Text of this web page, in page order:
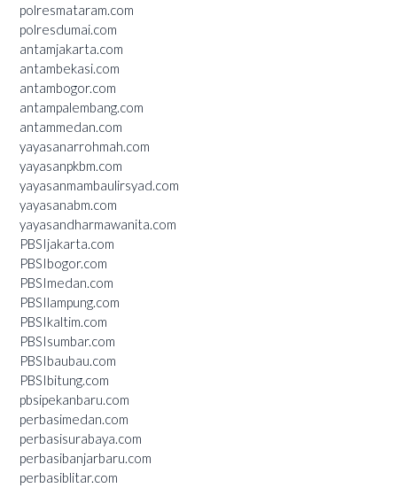
polresmataram.com
polresdumai.com
antamjakarta.com
antambekasi.com
antambogor.com
antampalembang.com
antammedan.com
yayasanarrohmah.com
yayasanpkbm.com
yayasanmambaulirsyad.com
yayasanabm.com
yayasandharmawanita.com
PBSIjakarta.com
PBSIbogor.com
PBSImedan.com
PBSIlampung.com
PBSIkaltim.com
PBSIsumbar.com
PBSIbaubau.com
PBSIbitung.com
pbsipekanbaru.com
perbasimedan.com
perbasisurabaya.com
perbasibanjarbaru.com
perbasiblitar.com